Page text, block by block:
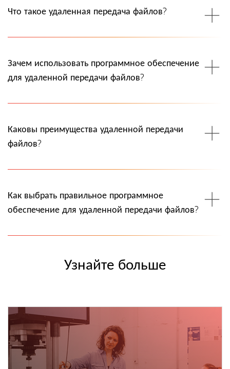
Что такое удаленная передача файлов?
Зачем использовать программное обеспечение
для удаленной передачи файлов?
Каковы преимущества удаленной передачи
файлов?
Как выбрать правильное программное
обеспечение для удаленной передачи файлов?
Узнайте больше